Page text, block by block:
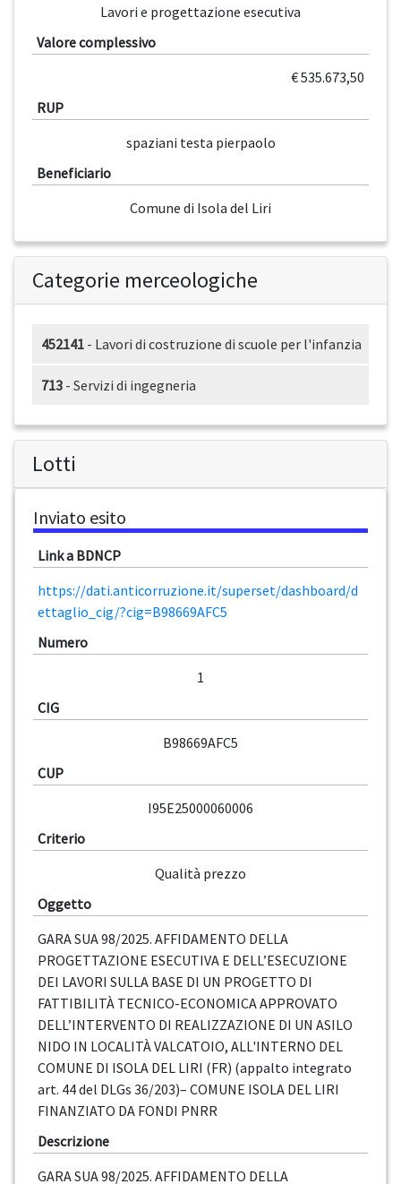
Lavori e progettazione esecutiva
Valore complessivo
€ 535.673,50
RUP
spaziani testa pierpaolo
Beneficiario
Comune di Isola del Liri
Categorie merceologiche
452141 - Lavori di costruzione di scuole per l'infanzia
713 - Servizi di ingegneria
Lotti
Inviato esito
Link a BDNCP
https://dati.anticorruzione.it/superset/dashboard/d
ettaglio_cig/?cig=B98669AFC5
Numero
1
CIG
B98669AFC5
CUP
I95E25000060006
Criterio
Qualità prezzo
Oggetto
GARA SUA 98/2025. AFFIDAMENTO DELLA
PROGETTAZIONE ESECUTIVA E DELL’ESECUZIONE
DEI LAVORI SULLA BASE DI UN PROGETTO DI
FATTIBILITÀ TECNICO-ECONOMICA APPROVATO
DELL’INTERVENTO DI REALIZZAZIONE DI UN ASILO
NIDO IN LOCALITÀ VALCATOIO, ALL'INTERNO DEL
COMUNE DI ISOLA DEL LIRI (FR) (appalto integrato
art. 44 del DLGs 36/203)– COMUNE ISOLA DEL LIRI
FINANZIATO DA FONDI PNRR
Descrizione
GARA SUA 98/2025. AFFIDAMENTO DELLA